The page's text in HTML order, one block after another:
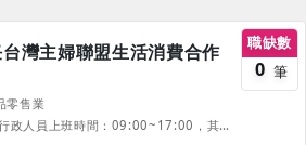
灣主婦聯盟生活消費合作
零售業
福利制度 1.行政人員上班時間：09:00~17:00，其餘人員依班表排定時間出勤 2.團體保險/意外險 3.三節獎金/勞動節禮金/生日禮金/年終尾牙伴手禮及摸彩 4.員工具本社社員身份者享購物優惠 5.員工餐廳(總社、中社、南社免費供應專業廚師料理之午餐)/哺集乳室 6.員工旅遊/產地見學/健康檢查 7.教育訓練補助 8.婚喪喜慶禮金/住院慰問金 《部份福利、待遇因職務、職等、職種有所不同，並隨公司營運方針有所調整，詳情請於面試時詢問，並以面試為主》
職缺數
0 筆